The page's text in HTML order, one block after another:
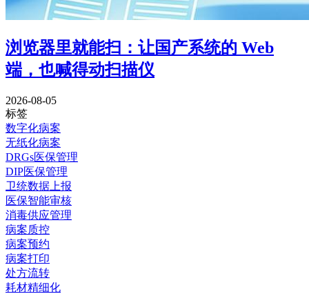
浏览器里就能扫：让国产系统的 Web
端，也喊得动扫描仪
2026-08-05
标签
数字化病案
无纸化病案
DRGs医保管理
DIP医保管理
卫统数据上报
医保智能审核
消毒供应管理
病案质控
病案预约
病案打印
处方流转
耗材精细化